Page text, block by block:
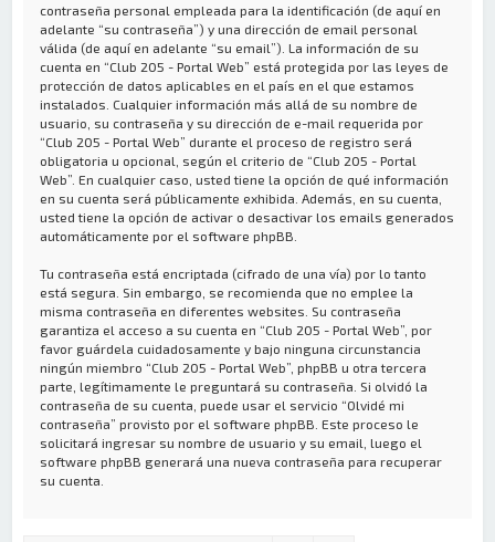
contraseña personal empleada para la identificación (de aquí en
adelante “su contraseña”) y una dirección de email personal
válida (de aquí en adelante “su email”). La información de su
cuenta en “Club 205 - Portal Web” está protegida por las leyes de
protección de datos aplicables en el país en el que estamos
instalados. Cualquier información más allá de su nombre de
usuario, su contraseña y su dirección de e-mail requerida por
“Club 205 - Portal Web” durante el proceso de registro será
obligatoria u opcional, según el criterio de “Club 205 - Portal
Web”. En cualquier caso, usted tiene la opción de qué información
en su cuenta será públicamente exhibida. Además, en su cuenta,
usted tiene la opción de activar o desactivar los emails generados
automáticamente por el software phpBB.
Tu contraseña está encriptada (cifrado de una vía) por lo tanto
está segura. Sin embargo, se recomienda que no emplee la
misma contraseña en diferentes websites. Su contraseña
garantiza el acceso a su cuenta en “Club 205 - Portal Web”, por
favor guárdela cuidadosamente y bajo ninguna circunstancia
ningún miembro “Club 205 - Portal Web”, phpBB u otra tercera
parte, legítimamente le preguntará su contraseña. Si olvidó la
contraseña de su cuenta, puede usar el servicio “Olvidé mi
contraseña” provisto por el software phpBB. Este proceso le
solicitará ingresar su nombre de usuario y su email, luego el
software phpBB generará una nueva contraseña para recuperar
su cuenta.